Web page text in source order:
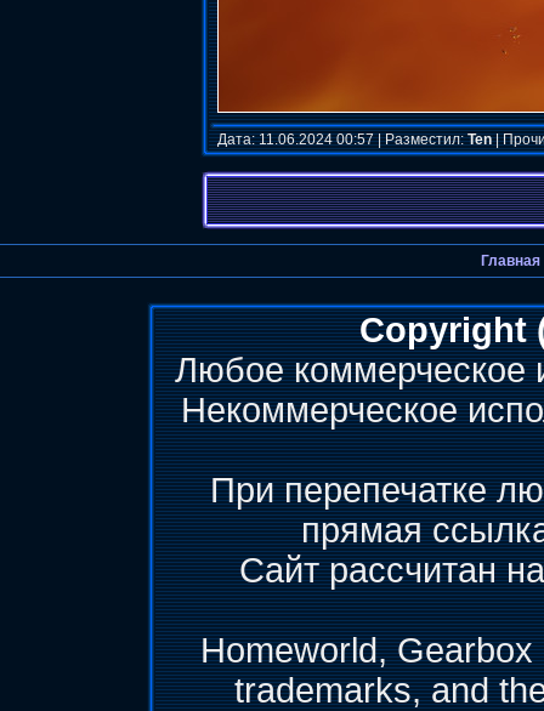
Дата: 11.06.2024 00:57 | Разместил:Ten|
Главная
Copyright
Любое коммерческое
Некоммерческое
При перепечатке
прямая
Сайт рассчитан
Homeworld,
trademarks, and